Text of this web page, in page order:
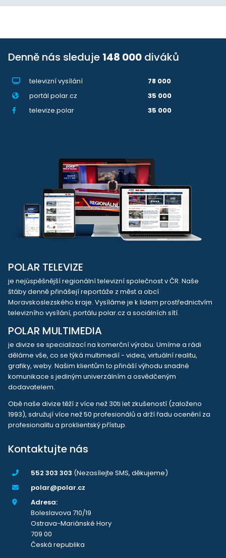
Denně nás sleduje 148 000 diváků
televizní vysílání
78 000
portál polar.cz
35 000
televize.polar
35 000
POLAR TELEVIZE
je nejúspěšnější regionální televizní společnost v ČR. Naše
štáby denně přinášejí reportáže z měst a obcí
Moravskoslezského kraje. Vysíláme je k lidem prostřednictvím
televizního vysílání, portálu polar.cz a sociálních sítí.
POLAR MULTIMEDIA
je divize se specializací na komerční výrobu. Umíme a rádi
děláme vše, co se týká multimedií - videa, virtuální realitu,
grafiky, weby. Našim klientům to přináší výhodu snadné
komunikace s jediným univerzálním a osvědčeným
dodavatelem.
Obě naše divize těží z více než 30ti let zkušeností (založeno
1993), sdružují více než 50 profesionálů a drží řadu ocenění za
profesionalitu a proklientský přístup.
Kontaktujte nás
552 303 303 (Nezasílejte SMS, děkujeme)
polar@polar.cz
Adresa:
Boleslavova 710/19
Ostrava-Mariánské Hory
709 00
Česká republika